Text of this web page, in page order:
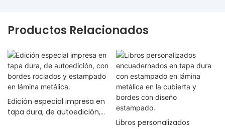
Productos Relacionados
Edición especial impresa en
tapa dura, de autoedición,
Libros personalizados